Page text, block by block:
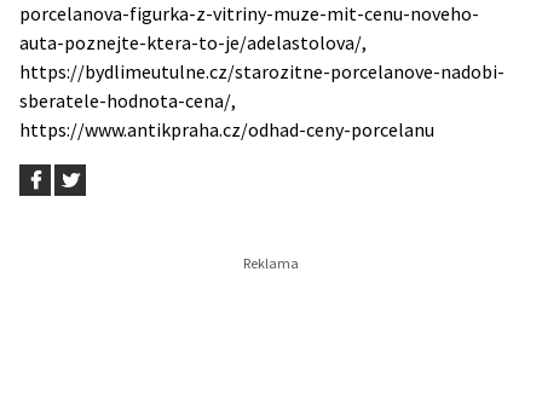
porcelanova-figurka-z-vitriny-muze-mit-cenu-noveho-
auta-poznejte-ktera-to-je/adelastolova/,
https://bydlimeutulne.cz/starozitne-porcelanove-nadobi-
sberatele-hodnota-cena/,
https://www.antikpraha.cz/odhad-ceny-porcelanu